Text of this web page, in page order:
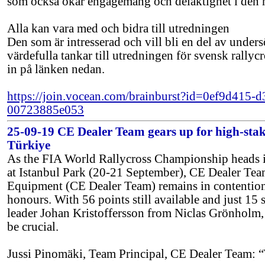
Alla kan vara med och bidra till utredningen
Den som är intresserad och vill bli en del av
värdefulla tankar till utredningen för svensk
in på länken nedan.
https://join.vocean.com/brainburst?id=0ef9d415-
00723885e053
25-09-19 CE Dealer Team gears up for high-
Türkiye
As the FIA World Rallycross Championship
at Istanbul Park (20-21 September), CE Dealer
Equipment (CE Dealer Team) remains in
honours. With 56 points still available and just 15
leader Johan Kristoffersson from Niclas
be crucial.
Jussi Pinomäki, Team Principal, CE Dealer Team: